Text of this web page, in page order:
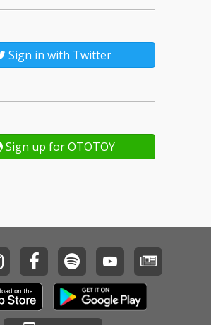
Sign in with Twitter
Sign up for OTOTOY